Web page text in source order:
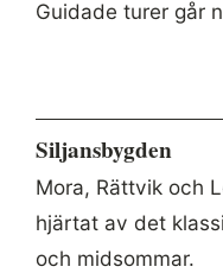
Guidade turer går
Siljansbygden
Mora, Rättvik och
hjärtat av det
och midsommar.